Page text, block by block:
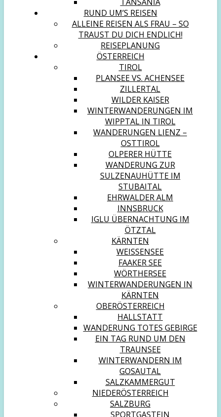
RUND UM’S REISEN
ALLEINE REISEN ALS FRAU – SO
TRAUST DU DICH ENDLICH!
REISEPLANUNG
ÖSTERREICH
TIROL
PLANSEE VS. ACHENSEE
ZILLERTAL
WILDER KAISER
WINTERWANDERUNGEN IM
WIPPTAL IN TIROL
WANDERUNGEN LIENZ –
OSTTIROL
OLPERER HÜTTE
WANDERUNG ZUR
SULZENAUHÜTTE IM
STUBAITAL
EHRWALDER ALM
INNSBRUCK
IGLU ÜBERNACHTUNG IM
ÖTZTAL
KÄRNTEN
WEISSENSEE
FAAKER SEE
WÖRTHERSEE
WINTERWANDERUNGEN IN
KÄRNTEN
OBERÖSTERREICH
HALLSTATT
WANDERUNG TOTES GEBIRGE
EIN TAG RUND UM DEN
TRAUNSEE
WINTERWANDERN IM
GOSAUTAL
SALZKAMMERGUT
NIEDERÖSTERREICH
SALZBURG
SPORTGASTEIN